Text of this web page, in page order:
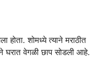
होता. शोमध्ये त्याने मराठीत
घरात वेगळी छाप सोडली आहे.